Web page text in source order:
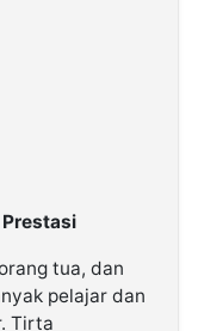
tua, dan
pelajar dan
Tirta